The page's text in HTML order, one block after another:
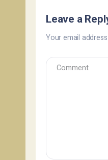
Leave a
Your email